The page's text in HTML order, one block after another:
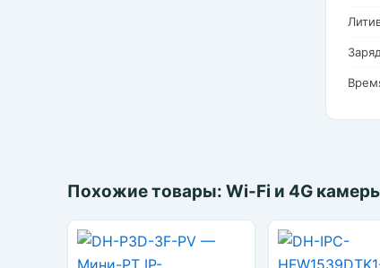
Похожие товары: Wi-Fi и 4G